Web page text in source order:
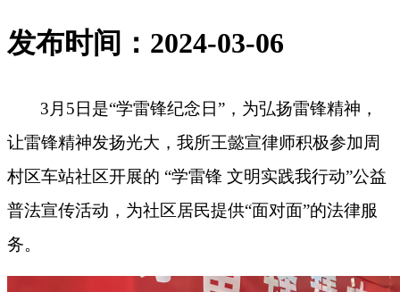
发布时间：2024-03-06
3月5日是“学雷锋纪念日”，为弘扬雷锋精神，
让雷锋精神发扬光大，我所王懿宣律师积极参加周
村区车站社区开展的 “学雷锋 文明实践我行动”公益
普法宣传活动，为社区居民提供“面对面”的法律服
务。